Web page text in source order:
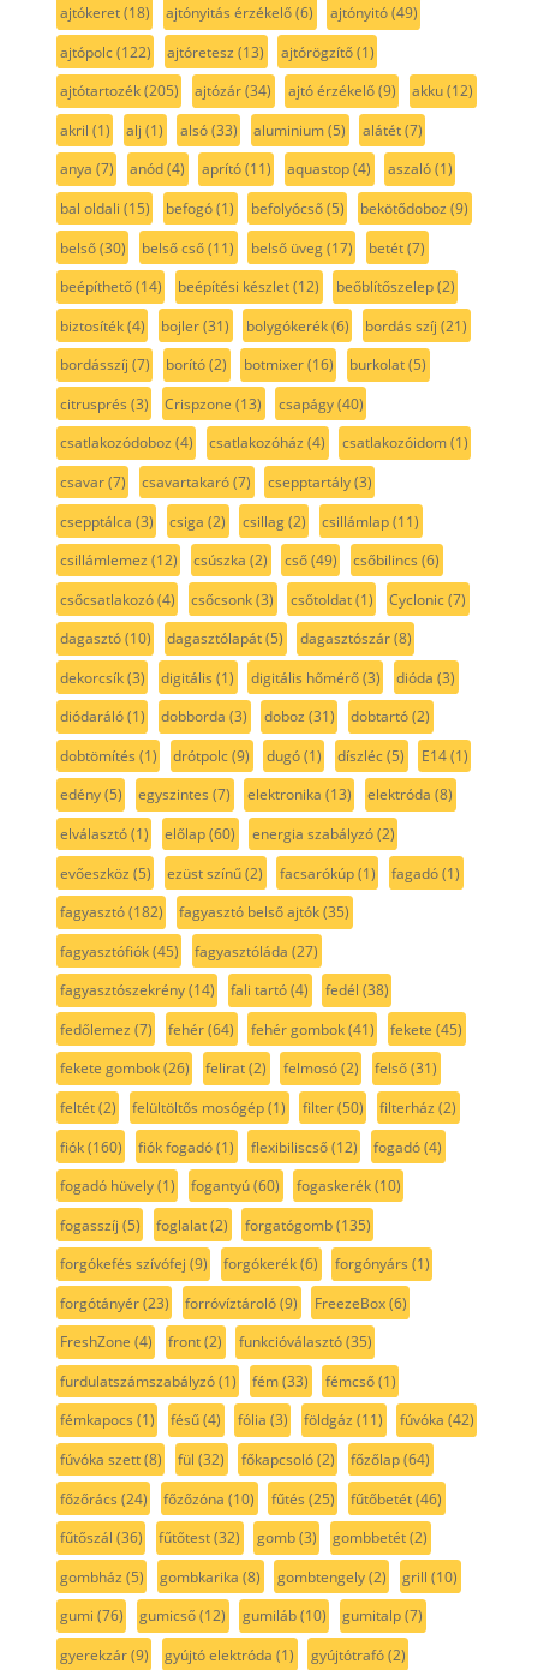
ajtókeret(18) ajtónyitás érzékelő(6) ajtónyitó(49)
ajtópolc(122) ajtóretesz (13) ajtórögzítő(1)
ajtótartozék(205) ajtózár(34) ajtó érzékelő(9) akku(12)
akril (1) alj (1) alsó(33) aluminium(5) alátét(7)
anya (7) anód(4) aprító(11) aquastop(4) aszaló(1)
bal oldali (15) befogó(1) befolyócső(5) bekötődoboz (9)
belső(30) belső cső(11) belső üveg(17) betét(7)
beépíthető(14) beépítési készlet(12) beőblítőszelep(2)
biztosíték(4) bojler(31) bolygókerék(6) bordás szíj (21)
bordásszíj (7) borító(2) botmixer(16) burkolat(5)
citrusprés (3) Crispzone (13) csapágy(40)
csatlakozódoboz (4) csatlakozóház (4) csatlakozóidom(1)
csavar(7) csavartakaró(7) csepptartály(3)
csepptálca (3) csiga (2) csillag(2) csillámlap(11)
csillámlemez (12) csúszka (2) cső(49) csőbilincs (6)
csőcsatlakozó(4) csőcsonk(3) csőtoldat(1) Cyclonic(7)
dagasztó(10) dagasztólapát(5) dagasztószár(8)
dekorcsík(3) digitális (1) digitális hőmérő(3) dióda (3)
diódaráló(1) dobborda (3) doboz (31) dobtartó(2)
dobtömítés (1) drótpolc(9) dugó(1) díszléc(5) E14(1)
edény(5) egyszintes (7) elektronika (13) elektróda (8)
elválasztó(1) előlap(60) energia szabályzó(2)
evőeszköz (5) ezüst színű(2) facsarókúp(1) fagadó(1)
fagyasztó(182) fagyasztó belső ajtók(35)
fagyasztófiók(45) fagyasztóláda (27)
fagyasztószekrény(14) fali tartó(4) fedél (38)
fedőlemez (7) fehér(64) fehér gombok(41) fekete (45)
fekete gombok(26) felirat(2) felmosó(2) felső(31)
feltét(2) felültöltős mosógép(1) filter(50) filterház (2)
fiók(160) fiók fogadó(1) flexibiliscső(12) fogadó(4)
fogadó hüvely(1) fogantyú(60) fogaskerék(10)
fogasszíj (5) foglalat(2) forgatógomb(135)
forgókefés szívófej (9) forgókerék(6) forgónyárs (1)
forgótányér(23) forróvíztároló(9) FreezeBox(6)
FreshZone (4) front(2) funkcióválasztó(35)
furdulatszámszabályzó(1) fém(33) fémcső(1)
fémkapocs (1) fésű(4) fólia (3) földgáz (11) fúvóka (42)
fúvóka szett(8) fül (32) főkapcsoló(2) főzőlap(64)
főzőrács (24) főzőzóna (10) fűtés (25) fűtőbetét(46)
fűtőszál (36) fűtőtest(32) gomb(3) gombbetét(2)
gombház (5) gombkarika (8) gombtengely(2) grill (10)
gumi (76) gumicső(12) gumiláb(10) gumitalp(7)
gyerekzár(9) gyújtó elektróda (1) gyújtótrafó(2)